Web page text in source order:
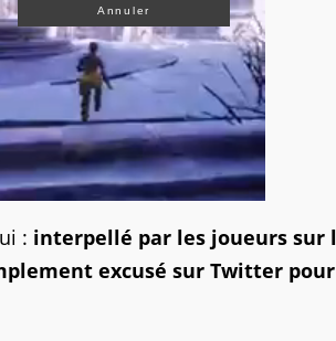
Annuler
: interpellé par les joueurs sur
excusé sur Twitter